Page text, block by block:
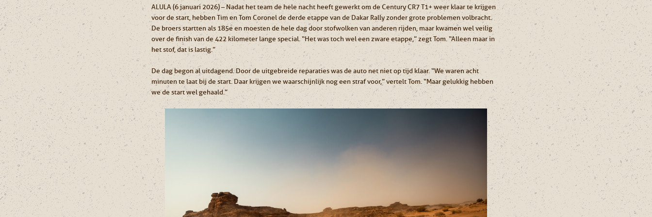
ALULA (6 januari 2026) – Nadat het team de hele nacht heeft gewerkt om de Century CR7 T1+ weer klaar te krijgen
voor de start, hebben Tim en Tom Coronel de derde etappe van de Dakar Rally zonder grote problemen volbracht.
De broers startten als 185e en moesten de hele dag door stofwolken van anderen rijden, maar kwamen wel veilig
over de finish van de 422 kilometer lange special. “Het was toch wel een zware etappe,” zegt Tom. “Alleen maar in
het stof, dat is lastig.”
De dag begon al uitdagend. Door de uitgebreide reparaties was de auto net niet op tijd klaar. “We waren acht
minuten te laat bij de start. Daar krijgen we waarschijnlijk nog een straf voor,” vertelt Tom. “Maar gelukkig hebben
we de start wel gehaald.”